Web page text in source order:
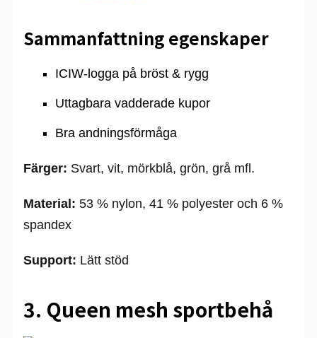
Sammanfattning egenskaper
ICIW-logga på bröst & rygg
Uttagbara vadderade kupor
Bra andningsförmåga
Färger: Svart, vit, mörkblå, grön, grå mfl.
Material: 53 % nylon, 41 % polyester och 6 %
spandex
Support: Lätt stöd
3. Queen mesh sportbehå